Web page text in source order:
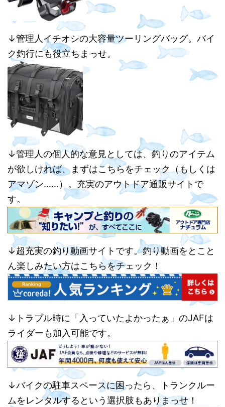
↓管理人イチオシの大容量ツーリングバッグ。バイ
ク釣行にも役立ちまっせ。
↓管理人の個人的な意見としては、釣りのアイテム
が欲しければ、まずはこちらをチェック（もしくは
アマゾン……）。充実のアウトドア通販サイトで
す。
↓超充実の釣り動画サイトです。釣り動画をとこと
ん楽しみたい方はこちらをチェック！
↓トラブル時に「入っていたよかったぁ」のJAFは
ライダーも加入可能です。
↓バイクの駐車スペースに困ったら、トランクルー
ムをレンタルするという選択肢もありまっせ！